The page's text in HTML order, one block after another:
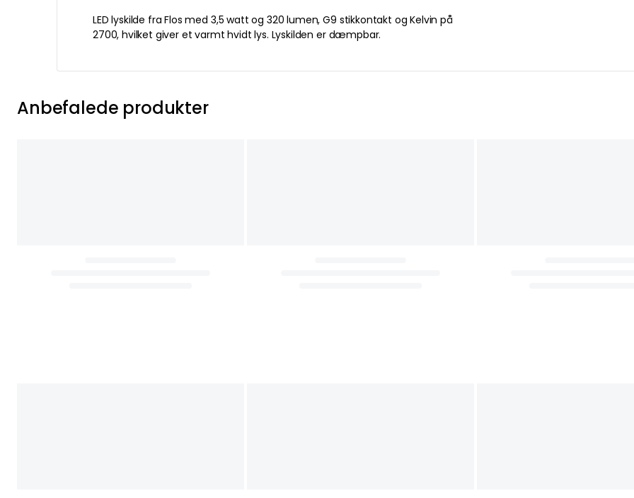
LED lyskilde fra Flos med 3,5 watt og 320 lumen, G9 stikkontakt og Kelvin på
2700, hvilket giver et varmt hvidt lys. Lyskilden er dæmpbar.
Anbefalede produkter